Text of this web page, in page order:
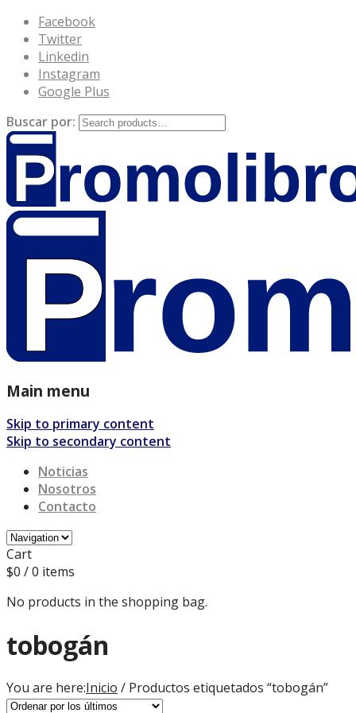
Facebook
Twitter
Linkedin
Instagram
Google Plus
Buscar por:
Main menu
Skip to primary content
Skip to secondary content
Noticias
Nosotros
Contacto
Cart
$0 / 0 items
No products in the shopping bag.
tobogán
You are here:Inicio / Productos etiquetados “tobogán”